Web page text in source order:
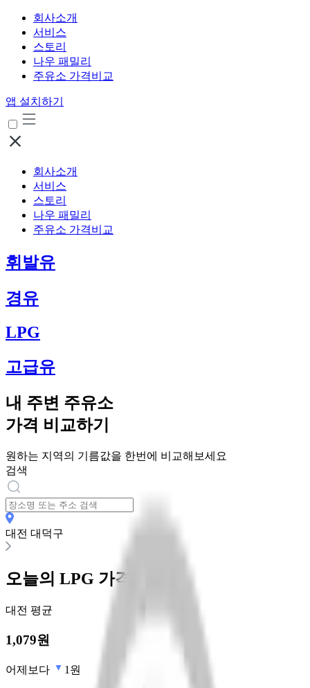
회사소개
서비스
스토리
나우 패밀리
주유소 가격비교
앱 설치하기
회사소개
서비스
스토리
나우 패밀리
주유소 가격비교
휘발유
경유
LPG
고급유
내 주변 주유소
가격 비교하기
원하는 지역의 기름값을 한번에 비교해보세요
검색
대전 대덕구
오늘의 LPG 가격
대전 평균
1,079원
어제보다 1원